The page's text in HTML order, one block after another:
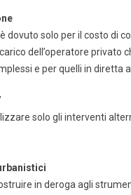
dovuto solo per il costo di
dell’operatore privato
e per quelli in diretta
solo gli interventi
in deroga agli